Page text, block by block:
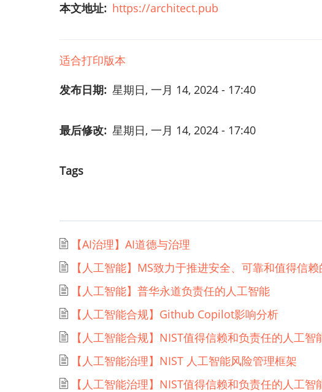
本文地址 https://architect.pub
适合打印版本
发布日期 星期日, 一月 14, 2024 - 17:40
最后修改 星期日, 一月 14, 2024 - 17:40
Tags
【AI治理】AI道德与治理
【人工智能】MS致力于推进安全、可靠和值得信
【人工智能】普华永道负责任的人工智能
【人工智能合规】Github Copilot影响分析
【人工智能合规】NIST值得信赖和负责任的人工智
【人工智能治理】NIST 人工智能风险管理框架
【人工智能治理】NIST值得信赖和负责任的人工